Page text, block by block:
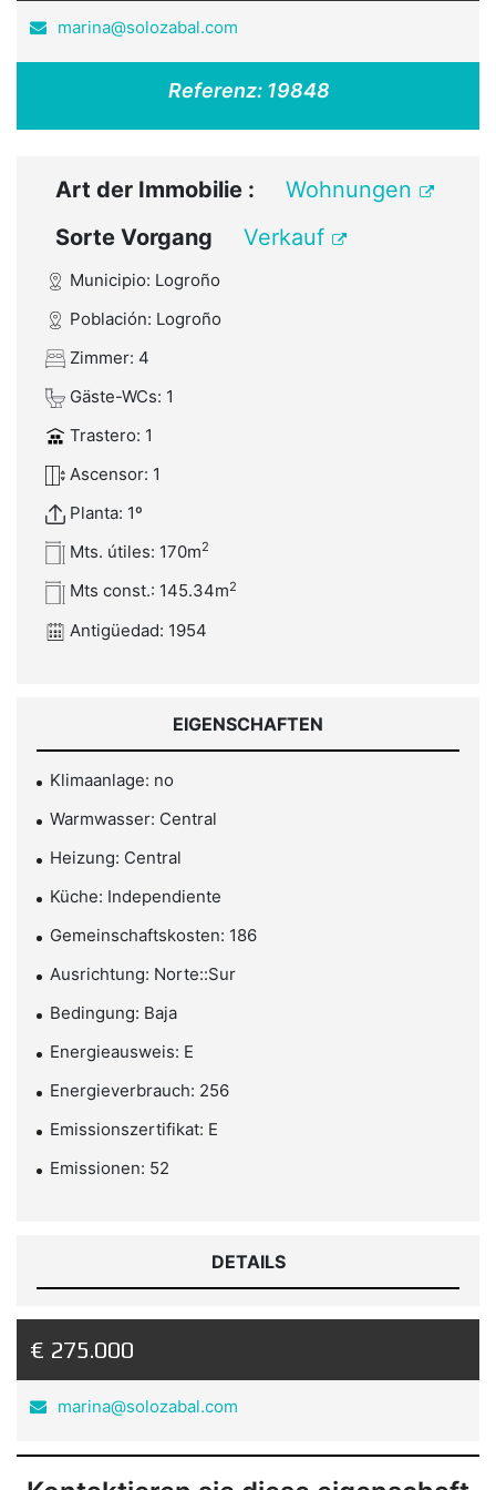
marina@solozabal.com
Referenz: 19848
Art der Immobilie :
Wohnungen
Sorte Vorgang
Verkauf
Municipio: Logroño
Población: Logroño
Zimmer: 4
Gäste-WCs: 1
Trastero: 1
Ascensor: 1
Planta: 1º
Mts. útiles: 170m2
Mts const.: 145.34m2
Antigüedad: 1954
EIGENSCHAFTEN
Klimaanlage: no
Warmwasser: Central
Heizung: Central
Küche: Independiente
Gemeinschaftskosten: 186
Ausrichtung: Norte::Sur
Bedingung: Baja
Energieausweis: E
Energieverbrauch: 256
Emissionszertifikat: E
Emissionen: 52
DETAILS
€ 275.000
marina@solozabal.com